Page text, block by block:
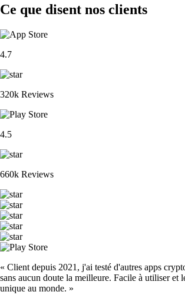
Ce que disent nos clients
4.7
320k Reviews
4.5
660k Reviews
« Client depuis 2021, j'ai testé d'autres apps
sans aucun doute la meilleure. Facile à utiliser et
unique au monde. »